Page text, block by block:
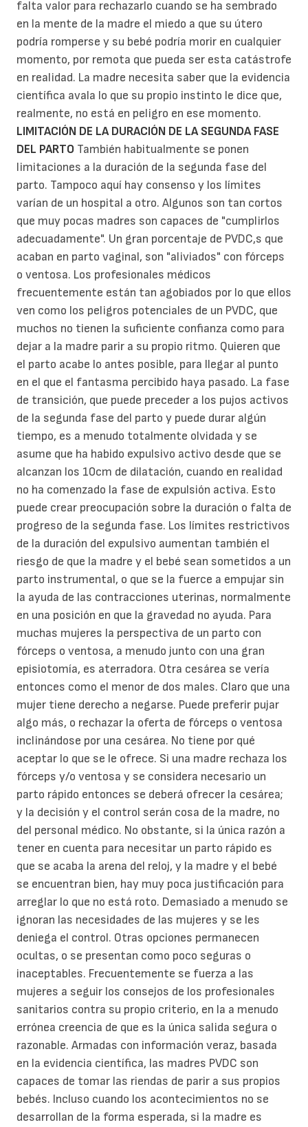
falta valor para rechazarlo cuando se ha sembrado
en la mente de la madre el miedo a que su útero
podría romperse y su bebé podría morir en cualquier
momento, por remota que pueda ser esta catástrofe
en realidad. La madre necesita saber que la evidencia
científica avala lo que su propio instinto le dice que,
realmente, no está en peligro en ese momento.
LIMITACIÓN DE LA DURACIÓN DE LA SEGUNDA FASE
DEL PARTO También habitualmente se ponen
limitaciones a la duración de la segunda fase del
parto. Tampoco aquí hay consenso y los límites
varían de un hospital a otro. Algunos son tan cortos
que muy pocas madres son capaces de "cumplirlos
adecuadamente". Un gran porcentaje de PVDC,s que
acaban en parto vaginal, son "aliviados" con fórceps
o ventosa. Los profesionales médicos
frecuentemente están tan agobiados por lo que ellos
ven como los peligros potenciales de un PVDC, que
muchos no tienen la suficiente confianza como para
dejar a la madre parir a su propio ritmo. Quieren que
el parto acabe lo antes posible, para llegar al punto
en el que el fantasma percibido haya pasado. La fase
de transición, que puede preceder a los pujos activos
de la segunda fase del parto y puede durar algún
tiempo, es a menudo totalmente olvidada y se
asume que ha habido expulsivo activo desde que se
alcanzan los 10cm de dilatación, cuando en realidad
no ha comenzado la fase de expulsión activa. Esto
puede crear preocupación sobre la duración o falta de
progreso de la segunda fase. Los límites restrictivos
de la duración del expulsivo aumentan también el
riesgo de que la madre y el bebé sean sometidos a un
parto instrumental, o que se la fuerce a empujar sin
la ayuda de las contracciones uterinas, normalmente
en una posición en que la gravedad no ayuda. Para
muchas mujeres la perspectiva de un parto con
fórceps o ventosa, a menudo junto con una gran
episiotomía, es aterradora. Otra cesárea se vería
entonces como el menor de dos males. Claro que una
mujer tiene derecho a negarse. Puede preferir pujar
algo más, o rechazar la oferta de fórceps o ventosa
inclinándose por una cesárea. No tiene por qué
aceptar lo que se le ofrece. Si una madre rechaza los
fórceps y/o ventosa y se considera necesario un
parto rápido entonces se deberá ofrecer la cesárea;
y la decisión y el control serán cosa de la madre, no
del personal médico. No obstante, si la única razón a
tener en cuenta para necesitar un parto rápido es
que se acaba la arena del reloj, y la madre y el bebé
se encuentran bien, hay muy poca justificación para
arreglar lo que no está roto. Demasiado a menudo se
ignoran las necesidades de las mujeres y se les
deniega el control. Otras opciones permanecen
ocultas, o se presentan como poco seguras o
inaceptables. Frecuentemente se fuerza a las
mujeres a seguir los consejos de los profesionales
sanitarios contra su propio criterio, en la a menudo
errónea creencia de que es la única salida segura o
razonable. Armadas con información veraz, basada
en la evidencia científica, las madres PVDC son
capaces de tomar las riendas de parir a sus propios
bebés. Incluso cuando los acontecimientos no se
desarrollan de la forma esperada, si la madre es